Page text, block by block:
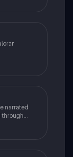
narrated
times,
type of